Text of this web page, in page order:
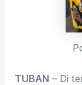
TUBAN – Di